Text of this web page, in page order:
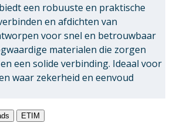
een robuuste en praktische
en afdichten van
voor snel en betrouwbaar
materialen die zorgen
een solide verbinding. Ideaal voor
waar zekerheid en eenvoud
ETIM